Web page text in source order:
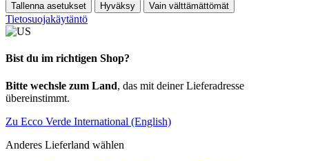
Tallenna asetukset Hyväksy Vain välttämättömät
Tietosuojakäytäntö
Bist du im richtigen Shop?
Bitte wechsle zum Land, das mit deiner Lieferadresse
übereinstimmt.
Zu Ecco Verde International (English)
Anderes Lieferland wählen